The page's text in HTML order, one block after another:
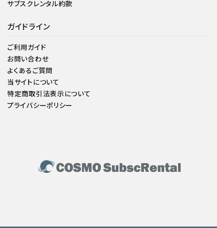
サブスクレンタル約款
ガイドライン
ご利用ガイド
お問い合わせ
よくあるご質問
当サイトについて
特定商取引法表示について
プライバシーポリシー